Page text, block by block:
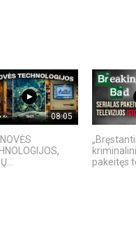
08:05
pakeitęs